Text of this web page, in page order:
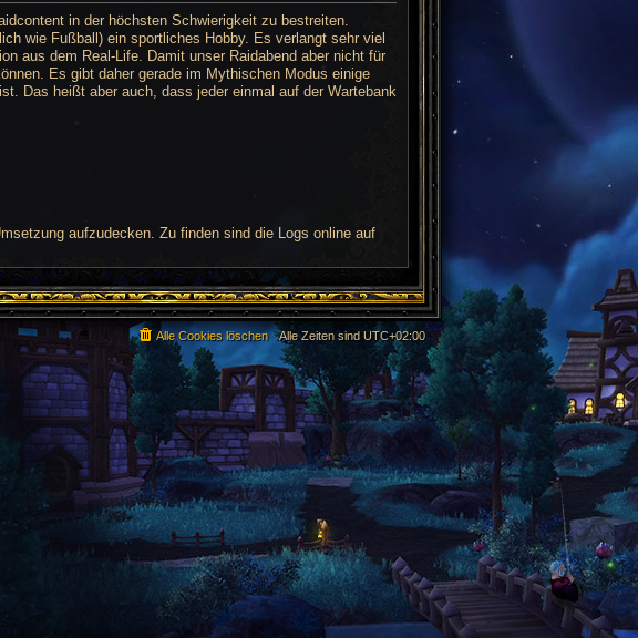
in der höchsten Schwierigkeit zu bestreiten.
wie Fußball) ein sportliches Hobby. Es verlangt sehr viel
aus dem Real-Life. Damit unser Raidabend aber nicht für
Es gibt daher gerade im Mythischen Modus einige
Das heißt aber auch, dass jeder einmal auf der Wartebank
aufzudecken. Zu finden sind die Logs online auf
Alle Zeiten sind UTC+02:00
Alle Cookies löschen